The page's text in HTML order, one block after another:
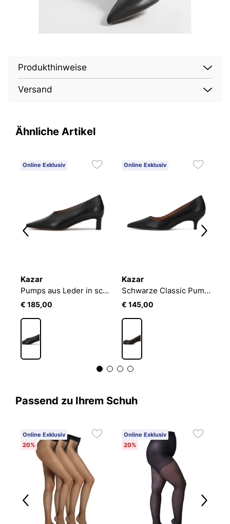
Produkthinweise
Versand
Ähnliche Artikel
Online Exklusiv
Kazar
Pumps aus Leder in schwarz mit geometrischem Nasenstück
€ 185,00
Online Exklusiv
Kazar
Schwarze Classic Pumps mit Entenschwanzabsätzen
€ 145,00
Passend zu Ihrem Schuh
Online Exklusiv
20%
Online Exklusiv
20%